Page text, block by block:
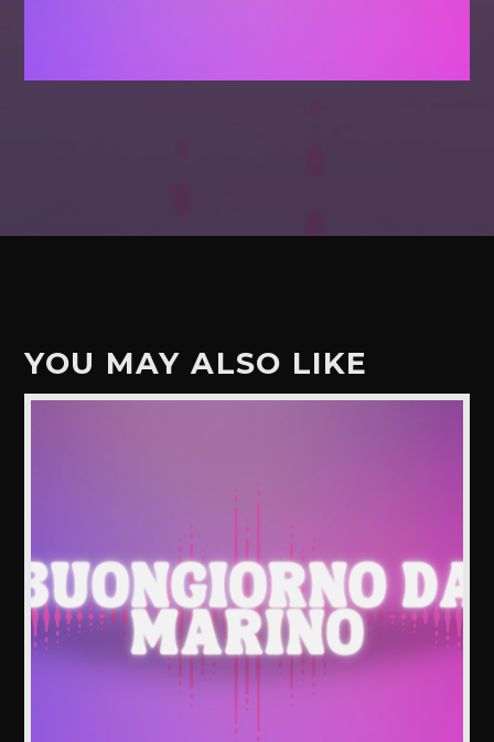
YOU MAY ALSO LIKE